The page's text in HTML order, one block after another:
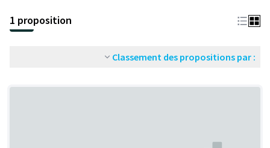
1 proposition
Classement des propositions par :